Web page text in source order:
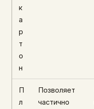
к
а
р
т
о
н
П
л
Позволяет
частично